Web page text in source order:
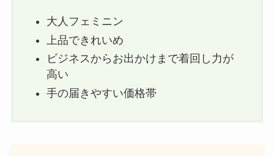
大人フェミニン
上品できれいめ
ビジネスからお出かけまで着回し力が
高い
手の届きやすい価格帯